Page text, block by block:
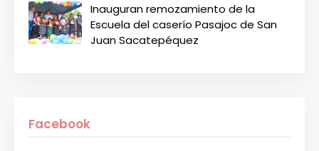
Inauguran remozamiento de la
Escuela del caserío Pasajoc de San
Juan Sacatepéquez
Facebook